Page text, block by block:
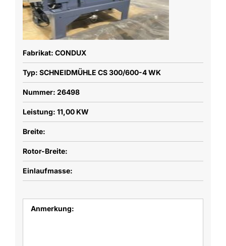
Fabrikat: CONDUX
Typ: SCHNEIDMÜHLE CS 300/600-4 WK
Nummer: 26498
Leistung: 11,00 KW
Breite:
Rotor-Breite:
Einlaufmasse:
Anmerkung: